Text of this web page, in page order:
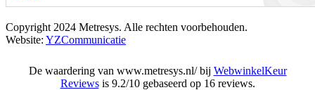
Copyright 2024 Metresys. Alle rechten voorbehouden.
Website: YZCommunicatie
De waardering van www.metresys.nl/ bij WebwinkelKeur
Reviewsis 9.2/10 gebaseerd op 16 reviews.